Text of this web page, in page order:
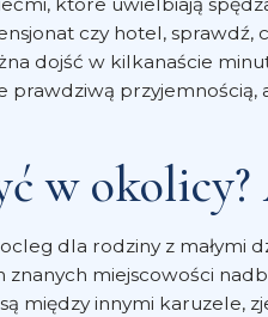
które uwielbiają
czy hotel,
dojść w kilkanaście
prawdziwą przyjemnością,
w
dla rodziny z
znanych miejscowości
między innymi karuzele,